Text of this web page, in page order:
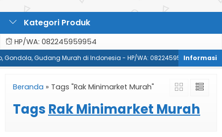
Kategori Produk
HP/WA: 082245959954
Gondola, Gudang Murah di Indonesia - HP/WA: 082245959954
Beranda » Tags "Rak Minimarket Murah"
Tags Rak Minimarket Murah